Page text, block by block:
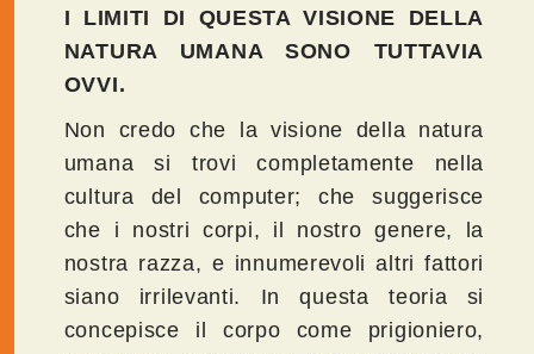
I LIMITI DI QUESTA VISIONE DELLA
NATURA UMANA SONO TUTTAVIA
OVVI.
Non credo che la visione della natura
umana si trovi completamente nella
cultura del computer; che suggerisce
che i nostri corpi, il nostro genere, la
nostra razza, e innumerevoli altri fattori
siano irrilevanti. In questa teoria si
concepisce il corpo come prigioniero,